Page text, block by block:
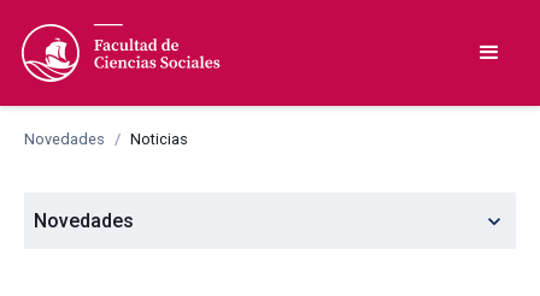
Novedades / Noticias
Novedades expand_more